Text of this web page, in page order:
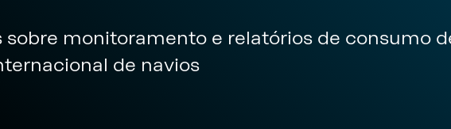
monitoramento e relatórios de consumo
de navios